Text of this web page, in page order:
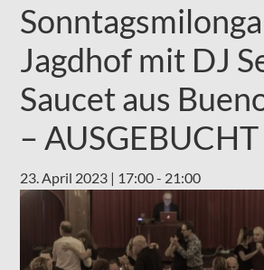
Jagdhof mit DJ
Saucet aus
– AUSGEBUCHT
23. April 2023 | 17:00- 21:00